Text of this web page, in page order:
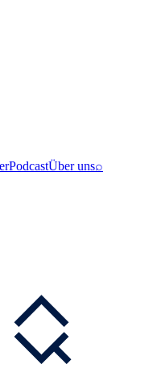
PodcastÜber uns⌕